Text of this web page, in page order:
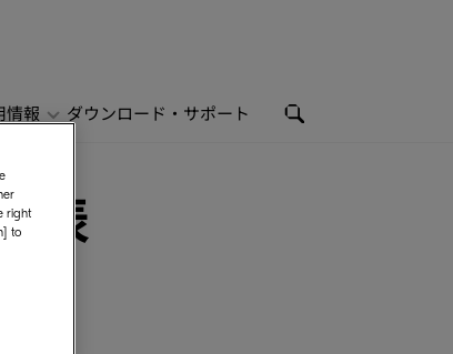
情報 ダウンロード・サポート
表
right
to